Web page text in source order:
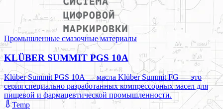
Промышленные смазочные материалы
KLÜBER SUMMIT PGS 10A
Klüber Summit PGS 10A — масла Klüber Summit FG — это
серия специально разработанных компрессорных масел для
пищевой и фармацевтической промышленности.
Temp